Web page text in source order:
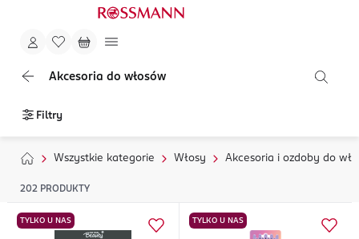
Akcesoria do włosów
Filtry
Wszystkie kategorie Włosy Akcesoria i ozdoby do
202 PRODUKTY
TYLKO U NAS TYLKO U NAS